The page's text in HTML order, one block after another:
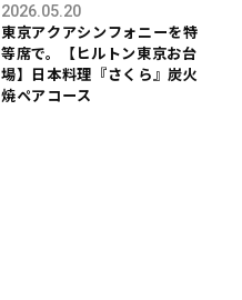
2026.05.20
東京アクアシンフォニーを特
等席で。【ヒルトン東京お台
場】日本料理『さくら』炭火
焼ペアコース